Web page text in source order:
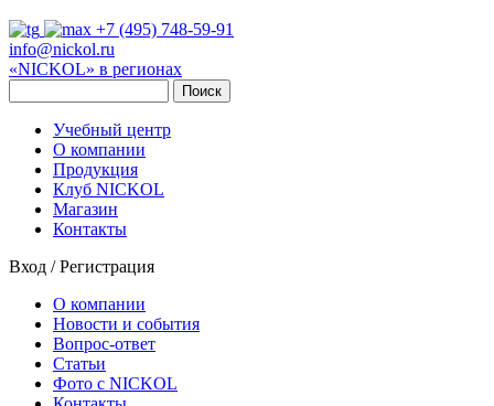
+7 (495) 748-59-91
info@nickol.ru
«NICKOL» в регионах
Учебный центр
О компании
Продукция
Клуб NICKOL
Магазин
Контакты
Вход /Регистрация
О компании
Новости и события
Вопрос-ответ
Статьи
Фото с NICKOL